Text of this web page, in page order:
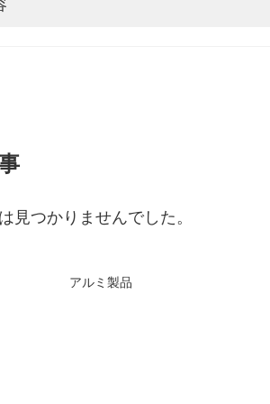
見つかりませんでした。
アルミ製品